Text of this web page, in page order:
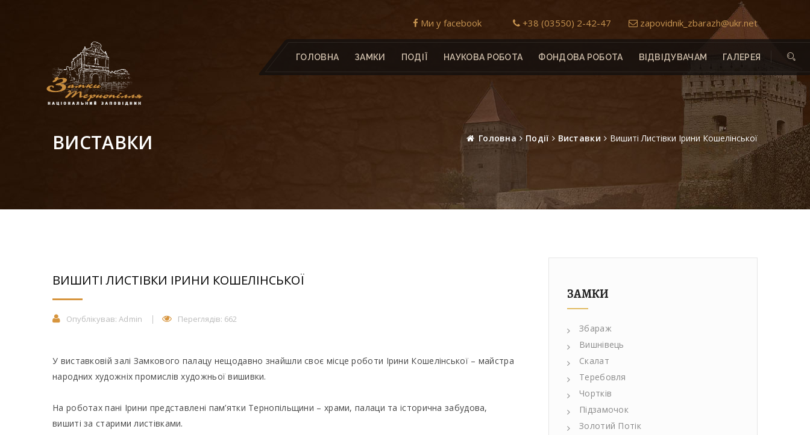
Ми у facebook +38 (03550) 2-42-47 zapovidnik_zbarazh@ukr.net
ГОЛОВНА ЗАМКИ ПОДІЇ НАУКОВА РОБОТА ФОНДОВА РОБОТА ВІДВІДУВАЧАМ ГАЛЕРЕЯ
ВИСТАВКИ Головна Події Виставки Вишиті Листівки Ірини Кошелінської
ВИШИТІ ЛИСТІВКИ ІРИНИ КОШЕЛІНСЬКОЇ
Опублікував: Admin Переглядів: 662
У виставковій залі Замкового палацу нещодавно знайшли своє місце роботи Ірини Кошелінської – майстра
народних художніх промислів художньої вишивки.
На роботах пані Ірини представлені пам’ятки Тернопільщини – храми, палаци та історична забудова,
вишиті за старими листівками.
ЗАМКИ
Збараж
Вишнівець
Скалат
Теребовля
Чортків
Підзамочок
Золотий Потік